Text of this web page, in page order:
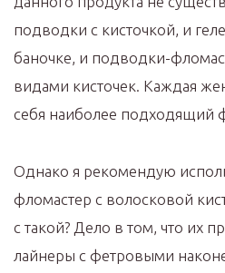
подводки с кисточкой, и
баночке, и подводки-
видами кисточек. Каждая
себя наиболее подходящий
Однако я рекомендую
фломастер с волосковой
с такой? Дело в том, что их
лайнеры с фетровыми